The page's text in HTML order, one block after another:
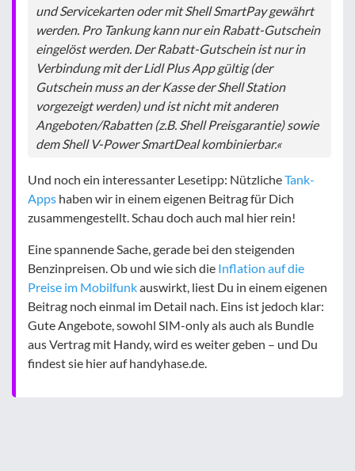
und Servicekarten oder mit Shell SmartPay gewährt
werden. Pro Tankung kann nur ein Rabatt-Gutschein
eingelöst werden. Der Rabatt-Gutschein ist nur in
Verbindung mit der Lidl Plus App gültig (der
Gutschein muss an der Kasse der Shell Station
vorgezeigt werden) und ist nicht mit anderen
Angeboten/Rabatten (z.B. Shell Preisgarantie) sowie
dem Shell V-Power SmartDeal kombinierbar.«
Und noch ein interessanter Lesetipp: NützlicheTank-
Apps haben wir in einem eigenen Beitrag für Dich
zusammengestellt. Schau doch auch mal hier rein!
Eine spannende Sache, gerade bei den steigenden
Benzinpreisen. Ob und wie sich die Inflation auf die
Preise im Mobilfunkauswirkt, liest Du in einem eigenen
Beitrag noch einmal im Detail nach. Eins ist jedoch klar:
Gute Angebote, sowohl SIM-only als auch als Bundle
aus Vertrag mit Handy, wird es weiter geben – und Du
findest sie hier auf handyhase.de.